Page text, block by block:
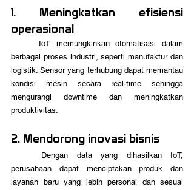
1. Meningkatkan efisiensi
operasional
berbagai proses industri, seperti manufaktur dan
logistik. Sensor yang terhubung dapat memantau
kondisi mesin secara real-time sehingga
mengurangi downtime dan meningkatkan
produktivitas.
2. Mendorong inovasi bisnis
perusahaan dapat menciptakan produk dan
layanan baru yang lebih personal dan sesuai